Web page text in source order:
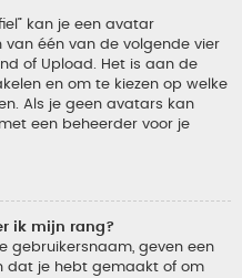
kan je een avatar
één van de volgende vier
of Upload. Het is aan de
en om te kiezen op welke
Als je geen avatars kan
een beheerder voor je
ik mijn rang?
gebruikersnaam, geven een
dat je hebt gemaakt of om